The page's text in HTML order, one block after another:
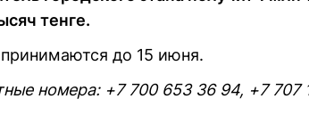
тенге.
до 15 июня.
номера: +7 700 653 36 94, +7 707